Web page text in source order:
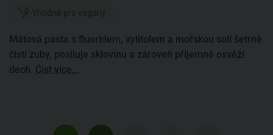
Vhodné pro vegany
Mátová pasta s fluoridem, xylitolem a mořskou solí šetrně
čistí zuby, posiluje sklovinu a zároveň příjemně osvěží
dech. Číst více...